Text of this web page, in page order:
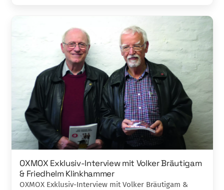
OXMOX Exklusiv-Interview mit Volker Bräutigam
& Friedhelm Klinkhammer
OXMOX Exklusiv-Interview mit Volker Bräutigam &